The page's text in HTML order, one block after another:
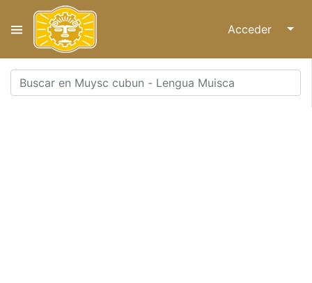
Acceder ↓